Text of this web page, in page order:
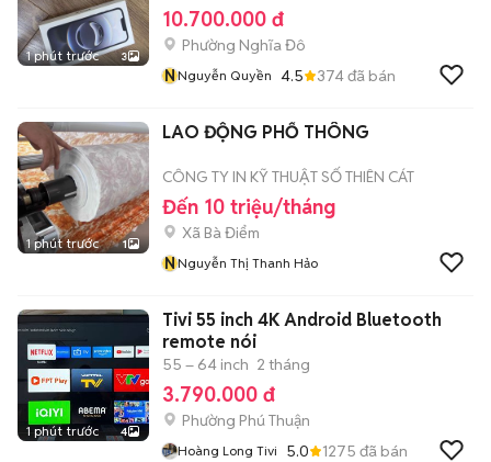
1 phút trước 3
10.700.000 đ
Phường Nghĩa Đô
NNguyễn Quyền 4.5 374đã bán
1 phút trước 1
LAO ĐỘNG PHỔ THÔNG
CÔNG TY IN KỸ THUẬT SỐ THIÊN CÁT
Đến 10 triệu/tháng
Xã Bà Điểm
NNguyễn Thị Thanh Hảo
1 phút trước 4
Tivi 55 inch 4K Android Bluetooth
remote nói
55 – 64 inch 2 tháng
3.790.000 đ
Phường Phú Thuận
Hoàng Long Tivi 5.0 1275 đã bán